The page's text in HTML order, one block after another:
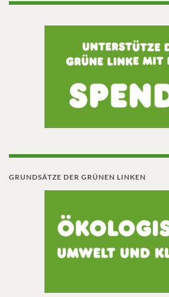
GRUNDSÄTZE DER GRÜNEN LINKEN